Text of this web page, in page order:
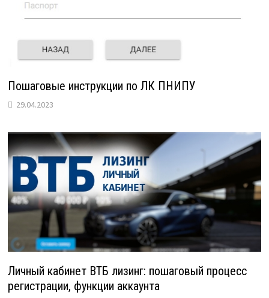
Пошаговые инструкции по ЛК ПНИПУ
29.04.2023
Личный кабинет ВТБ лизинг: пошаговый процесс
регистрации, функции аккаунта